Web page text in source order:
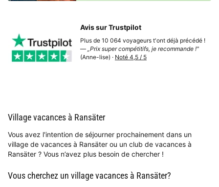
Avis sur Trustpilot
Plus de 10 064 voyageurs t'ont déjà précédé !
— „Prix super compétitifs, je recommande !"
(Anne-lise) · Noté 4,5 / 5
Village vacances à Ransäter
Vous avez l'intention de séjourner prochainement dans un
village de vacances à Ransäter ou un club de vacances à
Ransäter ? Vous n’avez plus besoin de chercher !
Vous cherchez un village vacances à Ransäter?